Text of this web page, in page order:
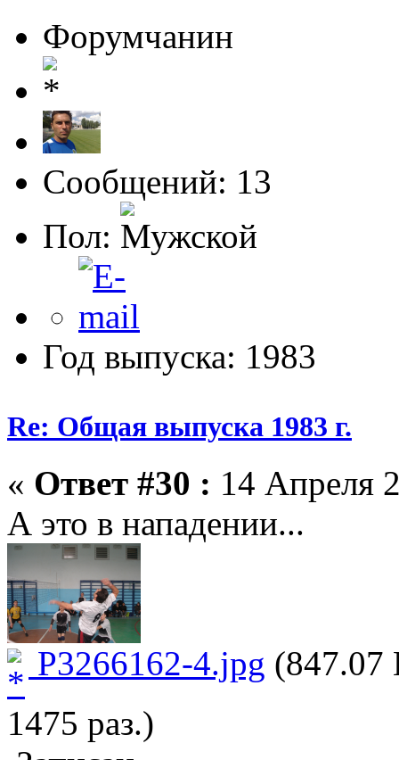
Форумчанин
Сообщений: 13
Пол:
Год выпуска: 1983
Re: Общая выпуска 1983 г.
« Ответ #30 : 14 Апреля
А это в нападении...
P3266162-4.jpg (847.07
1475 раз.)